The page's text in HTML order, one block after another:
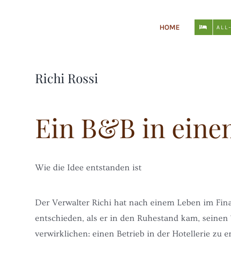
HOME
Richi Rossi
Ein B&B in
Wie die Idee entstanden ist
Der Verwalter Richi hat nach einem Leben im
entschieden, als er in den Ruhestand kam,
verwirklichen: einen Betrieb in der Hotellerie zu